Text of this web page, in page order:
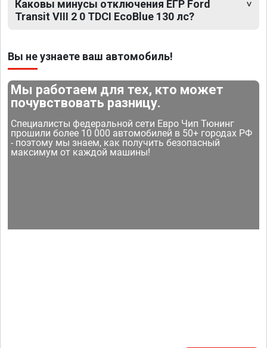
Каковы минусы отключения ЕГР Ford
Transit VIII 2 0 TDCI EcoBlue 130 лс?
Вы не узнаете ваш автомобиль!
Мы работаем для тех, кто может
почувствовать разницу.
Специалисты федеральной сети Евро Чип Тюнинг
прошили более 10 000 автомобилей в 50+ городах РФ
- поэтому мы знаем, как получить безопасный
максимум от каждой машины!